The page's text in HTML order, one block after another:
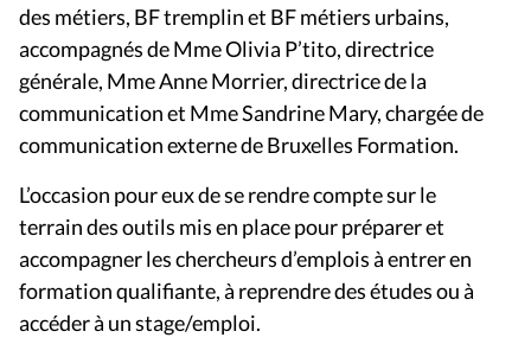
des métiers, BF tremplin et BF métiers urbains,
accompagnés de Mme Olivia P’tito, directrice
générale, Mme Anne Morrier, directrice de la
communication et Mme Sandrine Mary, chargée de
communication externe de Bruxelles Formation.
L’occasion pour eux de se rendre compte sur le
terrain des outils mis en place pour préparer et
accompagner les chercheurs d’emplois à entrer en
formation qualifiante, à reprendre des études ou à
accéder à un stage/emploi.